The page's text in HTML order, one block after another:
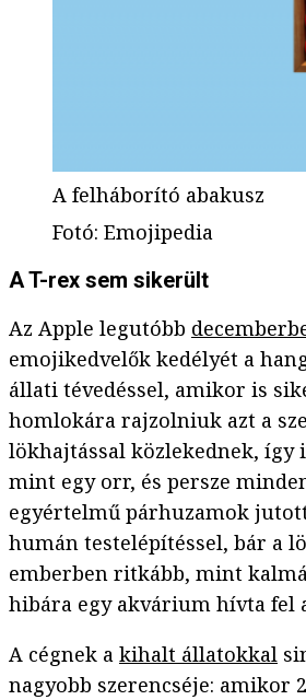
A felháborító abakusz
Fotó: Emojipedia
A T-rex sem sikerült
Az Apple legutóbb
emojikedvelők kedélyét a
állati tévedéssel, amikor is
homlokára rajzolniuk azt a
lökhajtással közlekednek, így
mint egy orr, és persze
egyértelmű párhuzamok
humán testelépítéssel, bár a
emberben ritkább, mint
hibára egy akvárium hívta fel
A cégnek a kihalt állatokkal
nagyobb szerencséje: amikor